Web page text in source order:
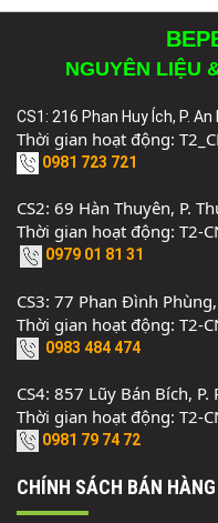
NGUYÊN LIỆU
CS1: 216 Phan Huy Ích, P.
Thời gian hoạt động:
0981 723 721
CS2: 69 Hàn Thuyên, P.
Thời gian hoạt động: T2-
0979 01 81 31
CS3: 77 Phan Đình
Thời gian hoạt động: T2-
0983 484 474
CS4: 857 Lũy Bán Bích,
Thời gian hoạt động: T2-
0981 79 74 72
CHÍNH SÁCH BÁN HÀNG